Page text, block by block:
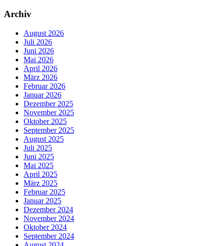
Archiv
August 2026
Juli 2026
Juni 2026
Mai 2026
April 2026
März 2026
Februar 2026
Januar 2026
Dezember 2025
November 2025
Oktober 2025
September 2025
August 2025
Juli 2025
Juni 2025
Mai 2025
April 2025
März 2025
Februar 2025
Januar 2025
Dezember 2024
November 2024
Oktober 2024
September 2024